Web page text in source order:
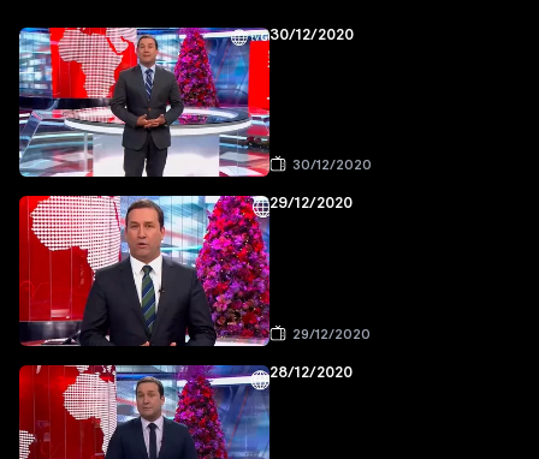
30/12/2020
30/12/2020
29/12/2020
29/12/2020
28/12/2020